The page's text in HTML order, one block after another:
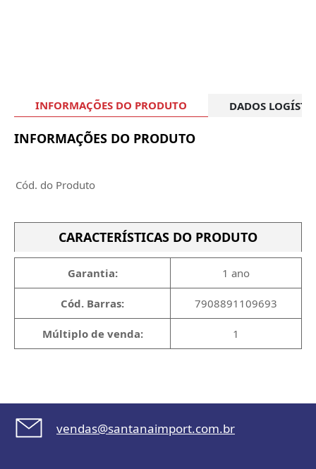
INFORMAÇÕES DO PRODUTO DADOS
INFORMAÇÕES DO PRODUTO
Cód. do Produto
CARACTERÍSTICAS DO PRODUTO
Garantia: 1 ano
Cód. Barras: 7908891109693
Múltiplo de venda: 1
vendas@santanaimport.com.br